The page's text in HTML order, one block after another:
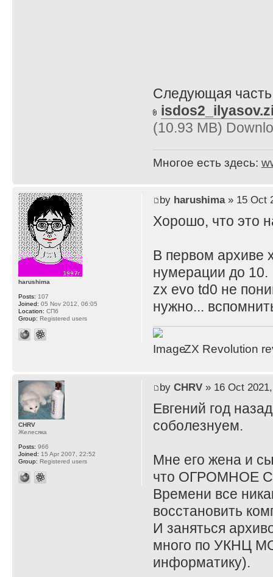
Следующая
(10.93 MB)
Многое есть здесь:
by harushima» 15 Oct
Хорошо, что это
В первом архиве
нумерации до 10.
zx evo td0 не
нужно...
ZX Revolution
harushima
Posts: 107
Joined: 05 Nov 2012, 06:05
Location: СПб
Group: Registered users
by CHRV» 16 Oct
Евгений год
соболезнуем.
Мне его жена и
что ОГРОМНОЕ
Времени все
восстановить
И заняться
много по УКНЦ
информатику).
CHRV
Желесяка
Posts: 966
Joined: 15 Apr 2007, 22:52
Group: Registered users